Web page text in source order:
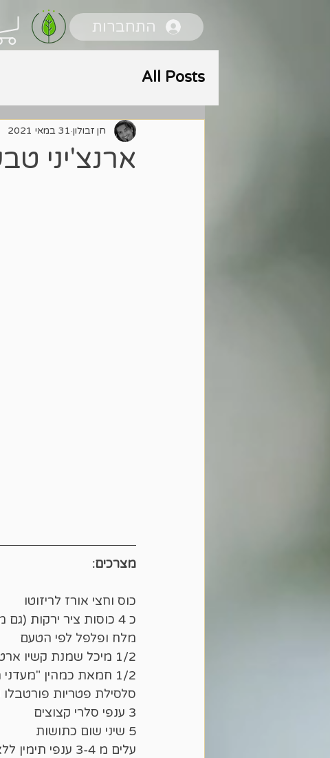
התחברות
All Posts
ארנצ'יני
חן זבולון 31 במאי 2021
מצרכים:
כוס וחצי אורז לריזוטו
כ 4 כוסות ציר ירקות (גם מים רותחים יעשו את העבודה)
מלח ופלפל לפי הטעם
1/2 מיכל שמנת קשיו ארטישוק א-לה רומנה "מעדני הטבע"
1/2 חמאת כמהין "מעדני הטבע"
סלסילת פטריות פורטבלו
3 ענפי סלרי קצוצים
5 שיני שום כתושות
עלים מ 3-4 ענפי תימין ללא הגבעול